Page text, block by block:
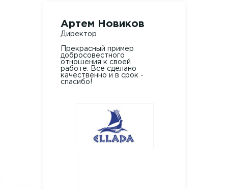
Артем Новиков
Директор
Прекрасный пример
добросовестного
отношения к своей
работе. Все сделано
качественно и в срок -
спасибо!